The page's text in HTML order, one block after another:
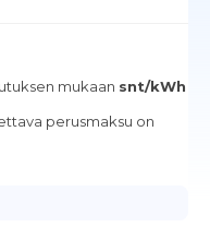
mukaan snt/kWh
perusmaksu on